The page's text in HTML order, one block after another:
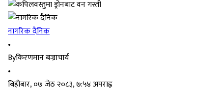
नागरिक दैनिक
•
Byकिरणमान बज्राचार्य
•
बिहीबार, ०७ जेठ २०८३, ७:५४ अपराह्न